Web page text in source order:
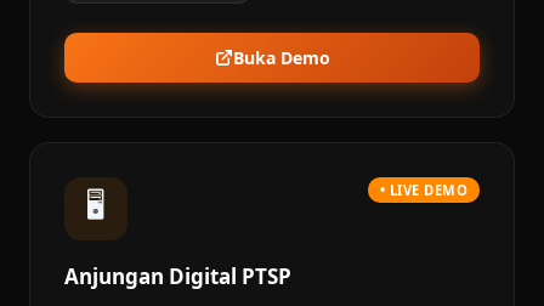
Buka Demo
🖥️
Anjungan Digital PTSP
• LIVE DEMO